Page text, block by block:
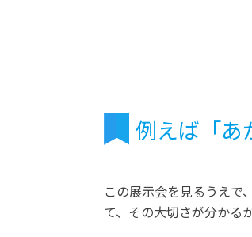
例えば「あ
この展示会を見るうえで
て、その大切さが分かる